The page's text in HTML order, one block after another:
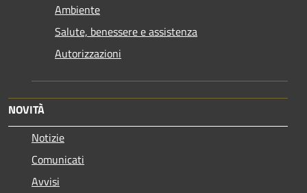
Ambiente
Salute, benessere e assistenza
Autorizzazioni
NOVITÀ
Notizie
Comunicati
Avvisi